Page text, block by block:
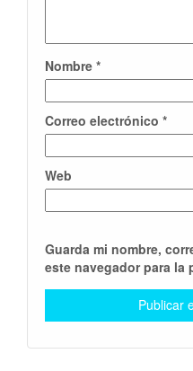
Nombre *
Correo electrónico *
Web
Guarda mi nombre,
este navegador para la